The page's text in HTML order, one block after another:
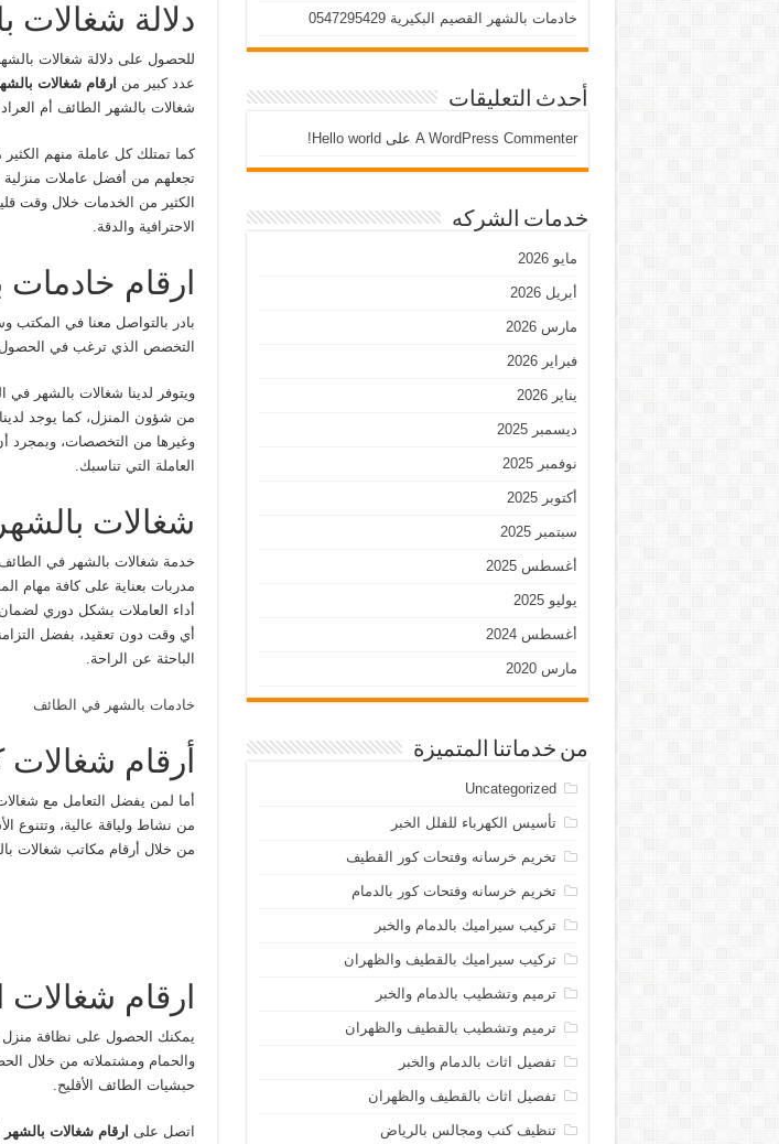
دلالة شغالات
للحصول على دلالة شغالات
عدد كبير من
ارقام شغالات
شغالات بالشهر الطائف أم
كما تمتلك كل عاملة منهم الكثير
تجعلهم من أفضل عاملات
الكثير من الخدمات خلال وقت
الاحترافية والدقة.
ارقام
بادر بالتواصل معنا في
التخصص الذي ترغب في
ويتوفر لدينا شغالات بالشهر
من شؤون المنزل، كما يوجد
وغيرها من التخصصات، وبمجرد
العاملة التي تناسبك.
شغالات
خدمة شغالات بالشهر في الطائف
مدربات بعناية على كافة مهام
أداء العاملات بشكل دوري لضمان
أي وقت دون تعقيد، بفضل
الباحثة عن الراحة.
خادمات بالشهر في الطائف
أرقام شغالات
أما لمن يفضل التعامل مع
من نشاط ولياقة عالية، وتتنوع
من خلال أرقام مكاتب شغالات
ارقام شغالات
يمكنك الحصول على نظافة منزل
والحمام ومشتملاته من خلال
حبشيات الطائف الأقليح.
اتصل على ارقام شغالات
خادمات بالشهر القصيم البكيرية 0547295429
أحدث التعليقات
A WordPress Commenter على Hello world!
خدمات الشركه
مايو 2026
أبريل 2026
مارس 2026
فبراير 2026
يناير 2026
ديسمبر 2025
نوفمبر 2025
أكتوبر 2025
سبتمبر 2025
أغسطس 2025
يوليو 2025
أغسطس 2024
مارس 2020
من خدماتنا المتميزة
Uncategorized
تأسيس الكهرباء للفلل الخبر
تخريم خرسانه وفتحات كور القطيف
تخريم خرسانه وفتحات كور بالدمام
تركيب سيراميك بالدمام والخبر
تركيب سيراميك بالقطيف والظهران
ترميم وتشطيب بالدمام والخبر
ترميم وتشطيب بالقطيف والظهران
تفصيل اثاث بالدمام والخبر
تفصيل اثاث بالقطيف والظهران
تنظيف كنب ومجالس بالرياض